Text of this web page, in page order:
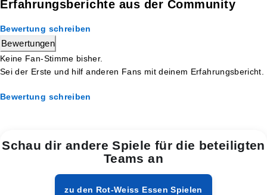
Erfahrungsberichte aus der Community
Bewertung schreiben
Bewertungen
Keine Fan-Stimme bisher.
Sei der Erste und hilf anderen Fans mit deinem Erfahrungsbericht.
Bewertung schreiben
Schau dir andere Spiele für die beteiligten
Teams an
zu den Rot-Weiss Essen Spielen